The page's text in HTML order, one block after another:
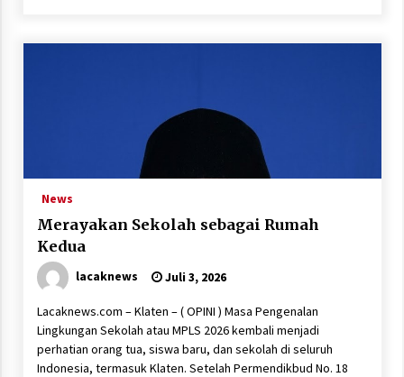
News
Merayakan Sekolah sebagai Rumah
Kedua
lacaknews Juli 3, 2026
Lacaknews.com – Klaten – ( OPINI ) Masa Pengenalan
Lingkungan Sekolah atau MPLS 2026 kembali menjadi
perhatian orang tua, siswa baru, dan sekolah di seluruh
Indonesia, termasuk Klaten. Setelah Permendikbud No. 18